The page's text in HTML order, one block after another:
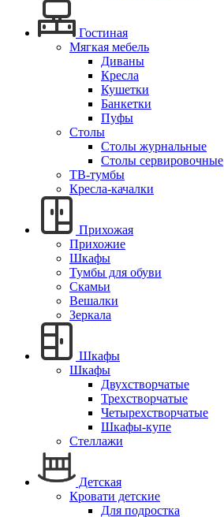
Гостиная
Мягкая мебель
Диваны
Кресла
Кушетки
Банкетки
Пуфы
Столы
Столы журнальные
Столы сервировочные
ТВ-тумбы
Кресла-качалки
Прихожая
Прихожие
Шкафы
Тумбы для обуви
Скамьи
Вешалки
Зеркала
Шкафы
Шкафы
Двухстворчатые
Трехстворчатые
Четырехстворчатые
Шкафы-купе
Стеллажи
Детская
Кровати детские
Для подростка